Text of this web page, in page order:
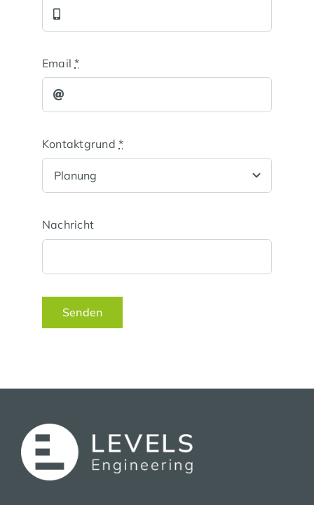
Email*
Kontaktgrund*
Nachricht
Senden